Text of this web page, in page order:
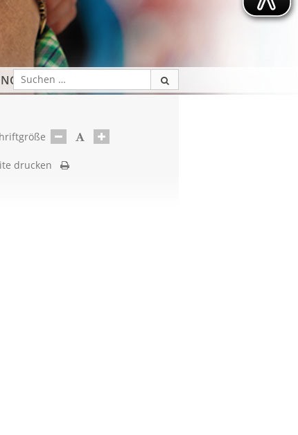
drucken